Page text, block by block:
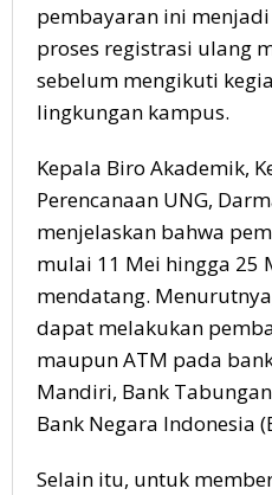
pembayaran ini
proses registrasi ulang
sebelum mengikuti
lingkungan kampus.
Kepala Biro Akademik,
Perencanaan UNG,
menjelaskan bahwa
mulai 11 Mei hingga 25
mendatang.
dapat melakukan
maupun ATM pada
Mandiri, Bank
Bank Negara Indonesia
Selain itu, untuk